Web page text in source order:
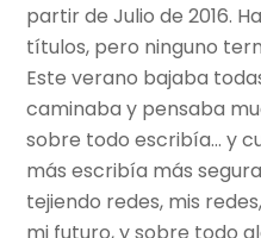
partir de Julio de 2016.
títulos, pero ninguno
Este verano bajaba
caminaba y pensaba
sobre todo escribía… y
más escribía más
tejiendo redes, mis
mi futuro, y sobre todo